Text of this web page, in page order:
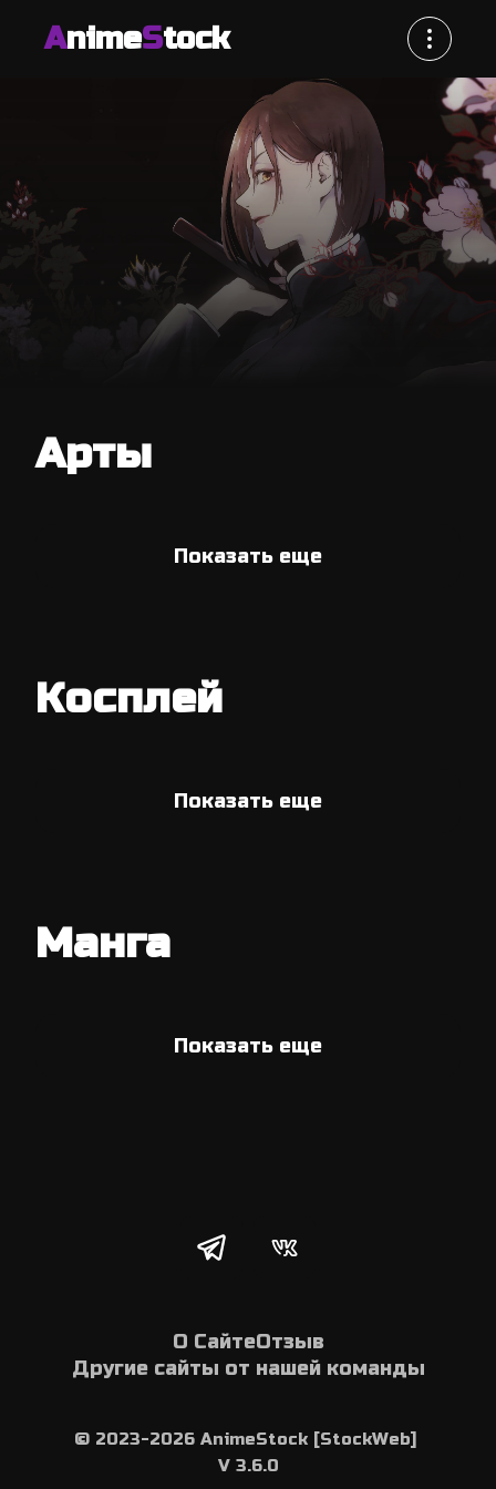
AnimeStock
Арты
Показать еще
Косплей
Показать еще
Манга
Показать еще
О СайтеОтзыв
Другие сайты от нашей команды
© 2023-2026 AnimeStock [StockWeb]
V 3.6.0